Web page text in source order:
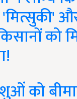
'मित्सुकी'
को
को